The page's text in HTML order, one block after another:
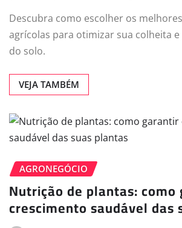
Descubra como escolher os
agrícolas para otimizar sua colheita
do solo.
VEJA TAMBÉM
AGRONEGÓCIO
Nutrição de plantas:
crescimento saudável das